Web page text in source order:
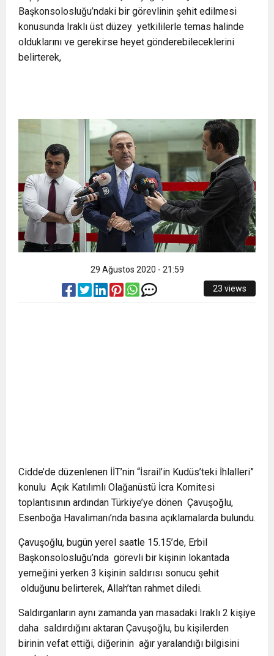
buluşturdu
11:36 Hareketsiz yaşam diyabete neden oluyor
11:32
Başkonsolosluğu’ndaki bir görevlinin şehit edilmesi
konusunda Iraklı üst düzey yetkililerle temas halinde
olduklarını ve gerekirse heyet gönderebileceklerini
belirterek,
29 Ağustos 2020 - 21:59
23 views
Cidde’de düzenlenen İİT’nin “İsrail’in Kudüs’teki İhlalleri”
konulu Açık Katılımlı Olağanüstü İcra Komitesi
toplantısının ardından Türkiye’ye dönen Çavuşoğlu,
Esenboğa Havalimanı’nda basına açıklamalarda bulundu.
Çavuşoğlu, bugün yerel saatle 15.15’de, Erbil
Başkonsolosluğu’nda görevli bir kişinin lokantada
yemeğini yerken 3 kişinin saldırısı sonucu şehit
olduğunu belirterek, Allah’tan rahmet diledi.
Saldırganların aynı zamanda yan masadaki Iraklı 2 kişiye
daha saldırdığını aktaran Çavuşoğlu, bu kişilerden
birinin vefat ettiği, diğerinin ağır yaralandığı bilgisini